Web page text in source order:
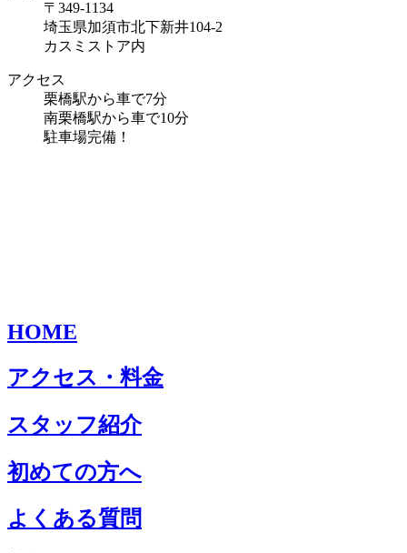
〒349-1134
埼玉県加須市北下新井104-2
カスミストア内
アクセス
栗橋駅から車で7分
南栗橋駅から車で10分
駐車場完備！
HOME
アクセス・料金
スタッフ紹介
初めての方へ
よくある質問